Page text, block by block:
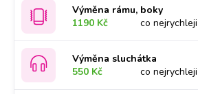
Výměna rámu, boky
1190 Kč
co nejrychleji
Výměna sluchátka
550 Kč
co nejrychleji